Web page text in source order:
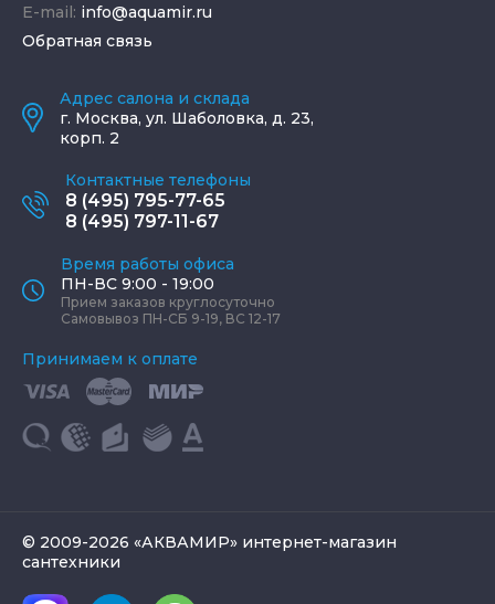
E-mail: info@aquamir.ru
Обратная связь
Адрес салона и склада
г. Москва, ул. Шаболовка, д. 23,
корп. 2
Контактные телефоны
8 (495) 795-77-65
8 (495) 797-11-67
Время работы офиса
ПН-ВС 9:00 - 19:00
Прием заказов круглосуточно
Самовывоз ПН-СБ 9-19, ВС 12-17
Принимаем к оплате
© 2009-2026 «АКВАМИР» интернет-магазин
сантехники